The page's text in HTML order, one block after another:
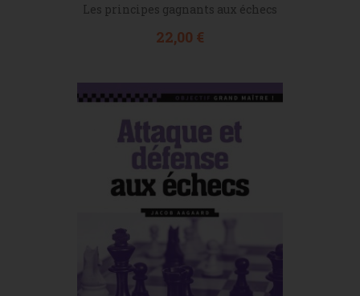
Les principes gagnants aux échecs
Prix
22,00 €